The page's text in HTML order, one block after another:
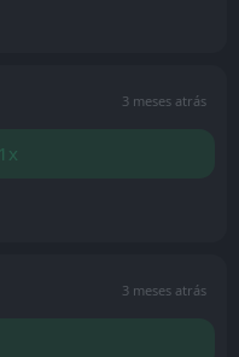
3 meses atrás
3 meses atrás